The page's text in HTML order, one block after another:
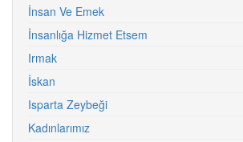
İnsan Ve Emek
İnsanlığa Hizmet Etsem
Irmak
İskan
Isparta Zeybeği
Kadınlarımız